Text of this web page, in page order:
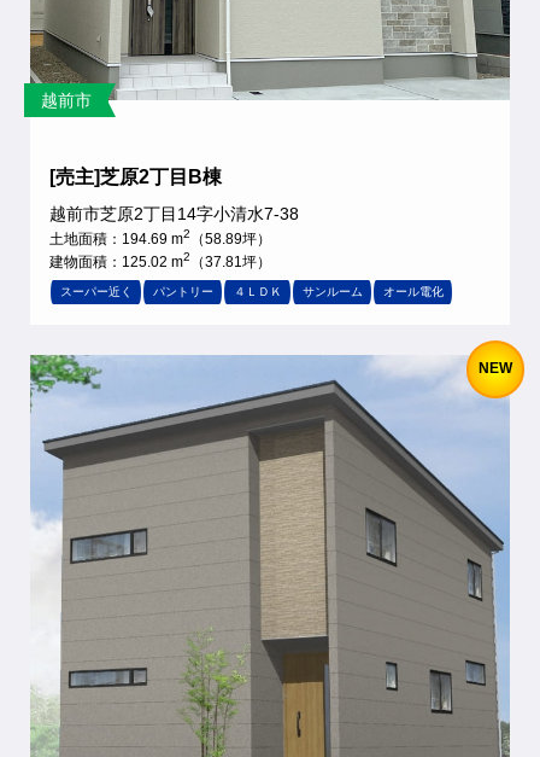
越前市
[売主]芝原2丁目B棟
越前市芝原2丁目14字小清水7-38
土地面積：194.69 m2
（58.89坪）
建物面積：125.02 m2 （37.81坪）
スーパー近く パントリー ４ＬＤＫ サンルーム オール電化
NEW